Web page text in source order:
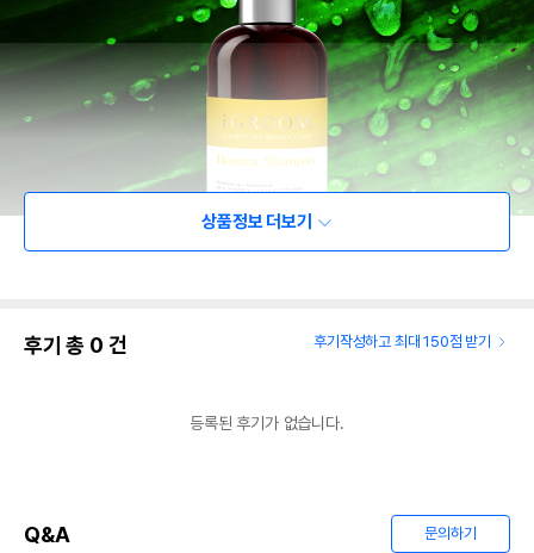
상품정보 더보기
후기 총 0 건 후기작성하고 최대 150점 받기
등록된 후기가 없습니다.
Q&A 문의하기